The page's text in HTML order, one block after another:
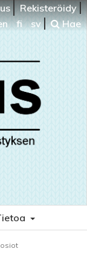
Rekisteröidy
fi sv Hae